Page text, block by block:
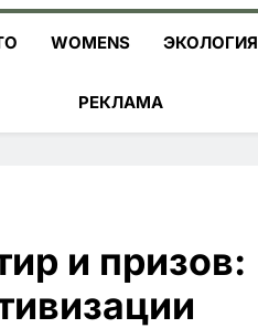
WOMENS ЭКОЛОГИЯ
РЕКЛАМА
и призов: